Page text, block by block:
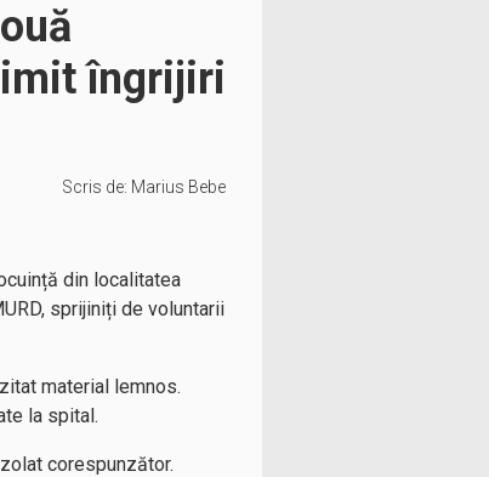
îngrijiri
Scris de: Marius Bebe
din localitatea
sprijiniți de voluntarii
material lemnos.
la spital.
corespunzător.